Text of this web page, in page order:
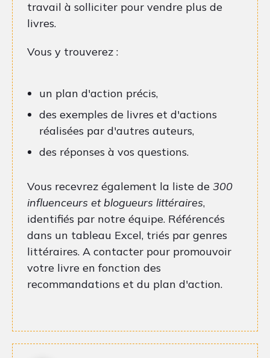
travail à solliciter pour vendre plus de
livres.
Vous y trouverez :
un plan d'action précis,
des exemples de livres et d'actions
réalisées par d'autres auteurs,
des réponses à vos questions.
Vous recevrez également la liste de 300
influenceurs et blogueurs littéraires,
identifiés par notre équipe. Référencés
dans un tableau Excel, triés par genres
littéraires. A contacter pour promouvoir
votre livre en fonction des
recommandations et du plan d'action.